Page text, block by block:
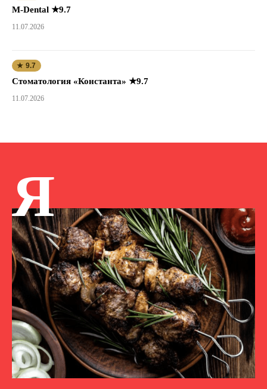
M-Dental ★9.7
11.07.2026
★ 9.7
Стоматология «Константа» ★9.7
11.07.2026
Я